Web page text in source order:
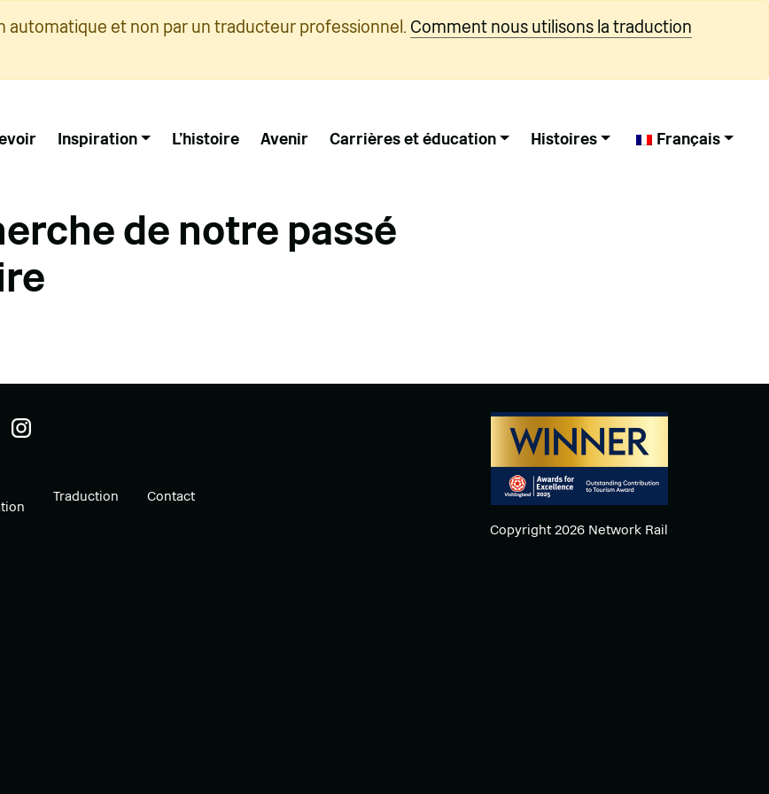
et non par un traducteur professionnel. Comment nous utilisons la traduction
Inspiration L'histoire Avenir Carrières et éducation Histoires Français
de notre passé
Traduction
Contact
Copyright 2026 Network Rail